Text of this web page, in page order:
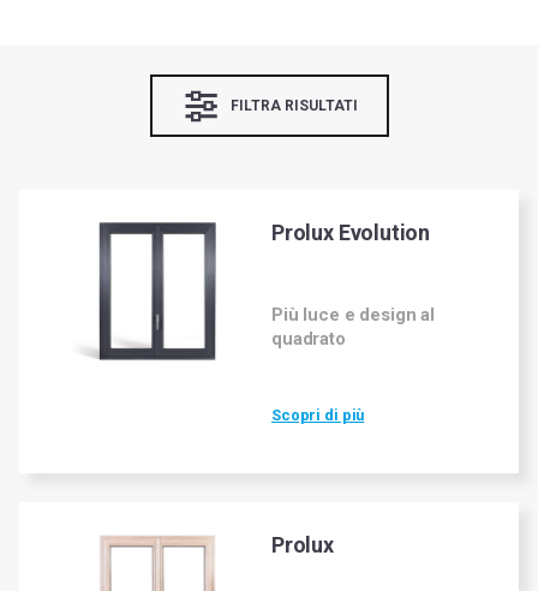
Winergetic PremiumFILTRA RISULTATI
Prolux Evolution
Più luce e design al
quadrato
Scopri di più
Prolux